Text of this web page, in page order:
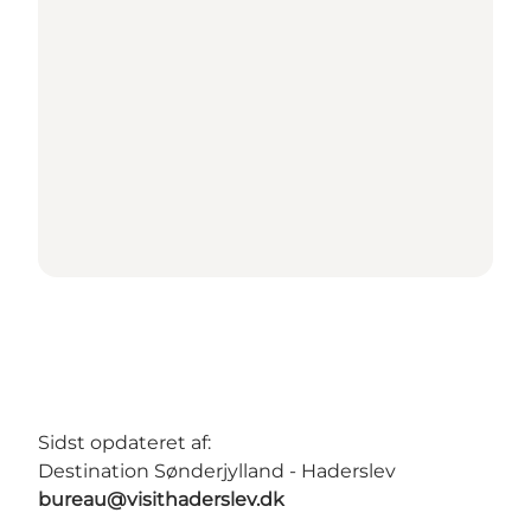
Sidst opdateret af:
Destination Sønderjylland - Haderslev
bureau@visithaderslev.dk